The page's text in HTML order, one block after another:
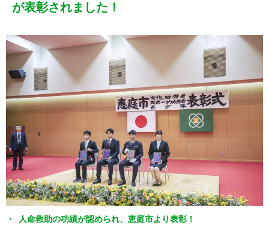
が表彰されました！
人命救助の功績が認められ、恵庭市より表彰！